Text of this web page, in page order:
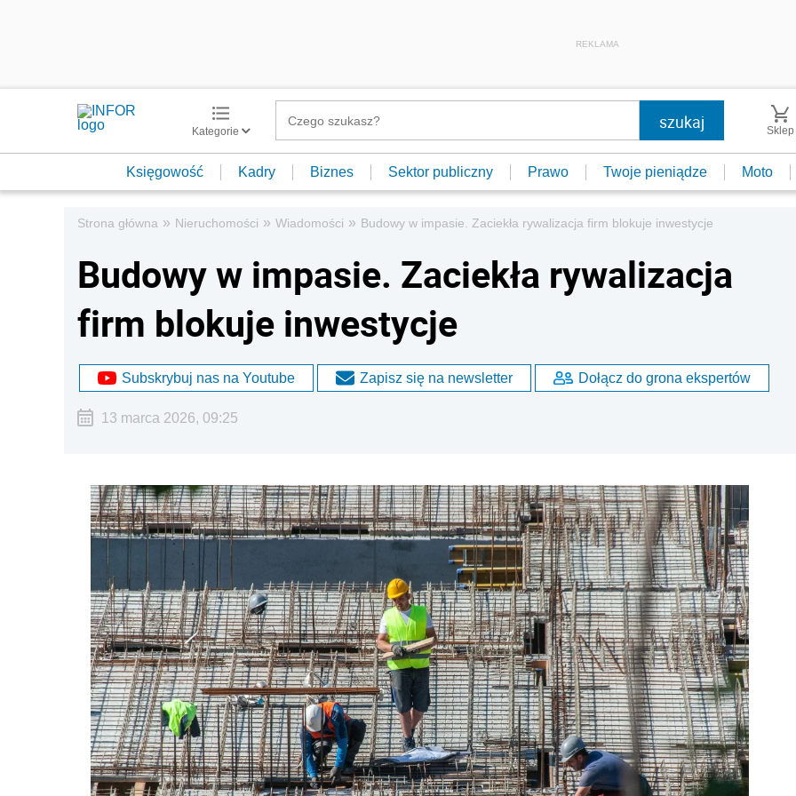
REKLAMA
Kategorie Sklep
Księgowość Kadry Biznes Sektor publiczny Prawo Twoje pieniądze Moto
Strona główna » Nieruchomości » Wiadomości » Budowy w impasie. Zaciekła rywalizacja firm blokuje inwestycje
Budowy w impasie. Zaciekła rywalizacja
firm blokuje inwestycje
Subskrybuj nas na Youtube Zapisz się na newsletter Dołącz do grona ekspertów
13 marca 2026, 09:25